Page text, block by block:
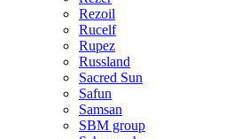
Rezoil
Rucelf
Rupez
Russland
Sacred Sun
Safun
Samsan
SBM group